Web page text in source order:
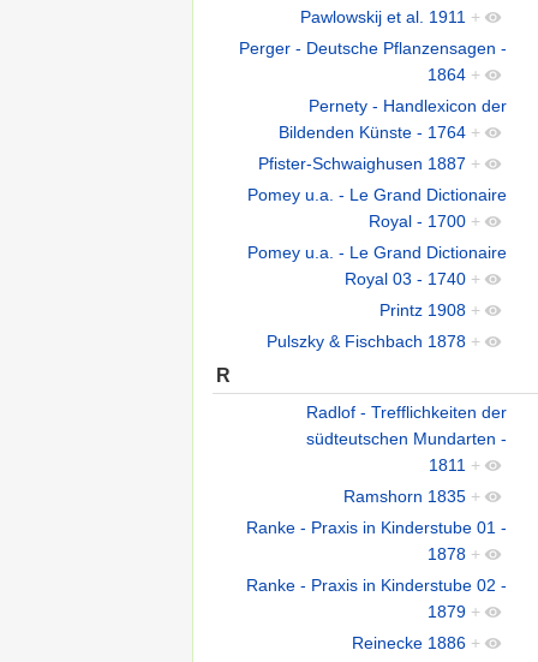
Pawlowskij et al. 1911 +
Perger - Deutsche Pflanzensagen -
1864 +
Pernety - Handlexicon der
Bildenden Künste - 1764 +
Pfister-Schwaighusen 1887 +
Pomey u.a. - Le Grand Dictionaire
Royal - 1700 +
Pomey u.a. - Le Grand Dictionaire
Royal 03 - 1740 +
Printz 1908 +
Pulszky & Fischbach 1878 +
R
Radlof - Trefflichkeiten der
südteutschen Mundarten -
1811 +
Ramshorn 1835 +
Ranke - Praxis in Kinderstube 01 -
1878 +
Ranke - Praxis in Kinderstube 02 -
1879 +
Reinecke 1886 +